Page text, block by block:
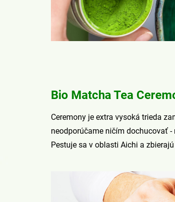
Bio Matcha Tea
Ceremony je extra vysoká trieda
neodporúčame ničím dochucovať
Pestuje sa v oblasti Aichi a